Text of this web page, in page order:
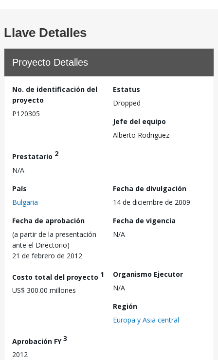
Llave Detalles
Proyecto Detalles
No. de identificación del
proyecto
P120305
Estatus
Dropped
Jefe del equipo
Alberto Rodriguez
Prestatario 2
N/A
País
Bulgaria
Fecha de divulgación
14 de diciembre de 2009
Fecha de aprobación
(a partir de la presentación
ante el Directorio)
21 de febrero de 2012
Fecha de vigencia
N/A
Costo total del proyecto 1
US$ 300.00 millones
Organismo Ejecutor
N/A
Región
Europa y Asia central
Aprobación FY3
2012